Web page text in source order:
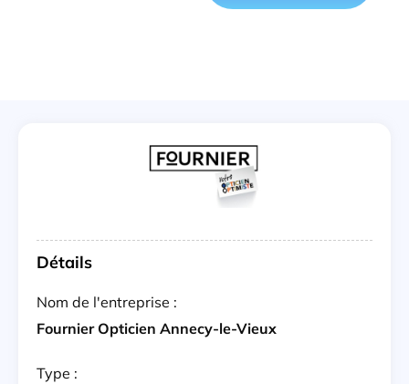
Détails
Nom de l'entreprise :
Fournier Opticien Annecy-le-Vieux
Type :